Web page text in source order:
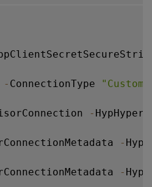
- ConnectionType "Custom"
-
-
-